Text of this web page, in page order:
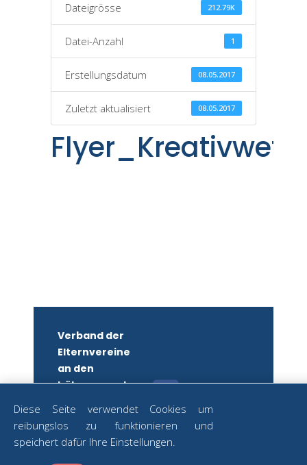
Dateigrösse 212.79K
Datei-Anzahl 1
Erstellungsdatum 08.05.2017
Zuletzt aktualisiert 08.05.2017
Verband der
Elternvereine
an den
höheren und
Diese Seite verwendet Cookies um
reibungslos zu funktionieren und
speichert dafür Ihre Einstellungen.